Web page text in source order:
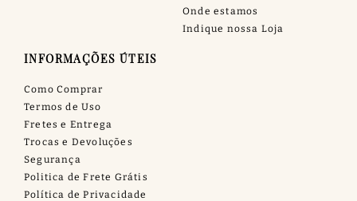
Onde estamos
Indique nossa Loja
INFORMAÇÕES ÚTEIS
Como Comprar
Termos de Uso
Fretes e Entrega
Trocas e Devoluções
Segurança
Politica de Frete Grátis
Política de Privacidade